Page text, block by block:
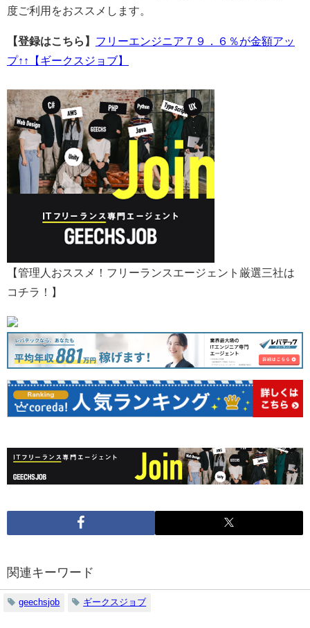
度ご利用をおススメします。
【登録はこちら】 フリーエンジニア７９．６％が金額アッ
プ↑↑【ギークスジョブ】
【管理人おススメ！フリーランスエージェント厳選三社は
コチラ！】
関連キーワード
geechsjob ギークスジョブ